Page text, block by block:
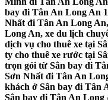
bay đi Tân An Long An
Nhất đi Tân An Long
Long An, xe du lịch
dịch vụ cho thuê xe tại
ty cho thuê xe rước tại
trọn gói từ Sân bay đi
Sơn Nhất đi Tân An
khách ở Sân bay đi Tân
Sân bay đi Tân An Long